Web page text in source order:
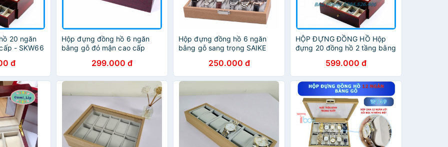
20 ngăn
- SKW66
đ
Hộp đựng đồng hồ 6 ngăn
bằng gỗ đỏ mận cao cấp
299.000 đ
Hộp đựng đồng hồ 6 ngăn
bằng gỗ sang trọng SAIKE
250.000 đ
HỘP ĐỰNG ĐỒNG HỒ Hộp
đựng 20 đồng hồ 2 tầng bằng
SKW66 [Loại tốt]
599.000 đ